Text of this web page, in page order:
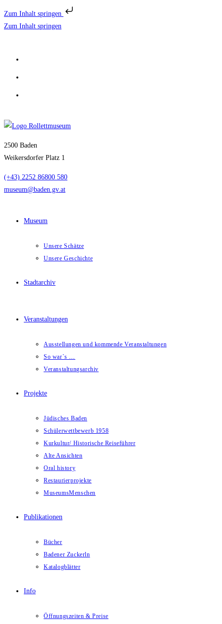
Zum Inhalt springen
Zum Inhalt springen
2500 Baden
Weikersdorfer Platz 1
(+43) 2252 86800 580
museum@baden.gv.at
Museum
Unsere Schätze
Unsere Geschichte
Stadtarchiv
Veranstaltungen
Ausstellungen und kommende Veranstaltungen
So war`s …
Veranstaltungsarchiv
Projekte
Jüdisches Baden
Schülerwettbewerb 1958
Kurkultur/ Historische Reiseführer
Alte Ansichten
Oral history
Restaurierprojekte
MuseumsMenschen
Publikationen
Bücher
Badener Zuckerln
Katalogblätter
Info
Öffnungszeiten & Preise